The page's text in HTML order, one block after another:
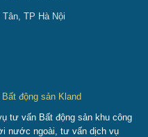
TP Hà Nội
động sản Kland
tư vấn Bất động sản khu công
nước ngoài, tư vấn dịch vụ